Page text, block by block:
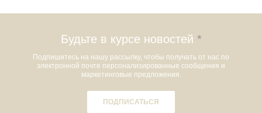
Будьте в курсе новостей *
Подпишитесь на нашу рассылку, чтобы получать от нас по
электронной почте персонализированные сообщения и
маркетинговые предложения.
ПОДПИСАТЬСЯ